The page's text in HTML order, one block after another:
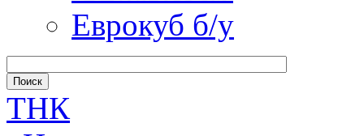
Еврокуб б/у
ТНК